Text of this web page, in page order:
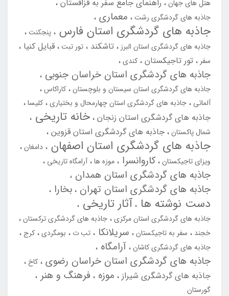
هتل های جهان راهنمای جامع سفر به قزاقستان
جاذبه های گردشگری رشت معماری
جاذبه های گردشگری استان فارس
پنجکنت
جاذبه های گردشگری استان البرز
تاشکند تور تبت قبایل کنیا
سفر تور تاجیکستان کندی
جاذبه های گردشگری استان خراسان جنوبی
جاذبه های گردشگری استان سیستان و بلوچستان کاراکاس
آلماتی
جاذبه های گردشگری استان چهارمحال و بختیاری کلیسا
جاذبه های گردشگری استان زنجان خانه تاریخی
شمال پاکستان جاذبه های گردشگری استان قزوین
جاذبه های گردشگری استان اصفهان
دامغان
ویزای تاجیکستان کاروانسرا موزه ها آرامگاه تاریخی
جاذبه های گردشگری استان همدان
جاذبه های گردشگری استان تهران بخارا
دست نوشته ها آثار تاریخی
جاذبه های گردشگری استان مرکزی جاذبه های گردشگری ترکستان
خجند
سفر به تاجیکستان سریلانکا تب ت بومگردی کرج
جاذبه های گردشگری کاشان آرامگاه
جاذبه های گردشگری استان خراسان رضوی
کاخ
جاذبه های گردشگری شیراز موزه فرهنگ و هنر
گورستان